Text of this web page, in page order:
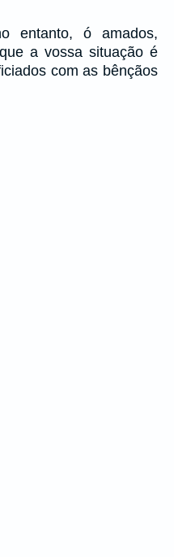
entanto, ó amados,
a vossa situação é
com as bênçãos